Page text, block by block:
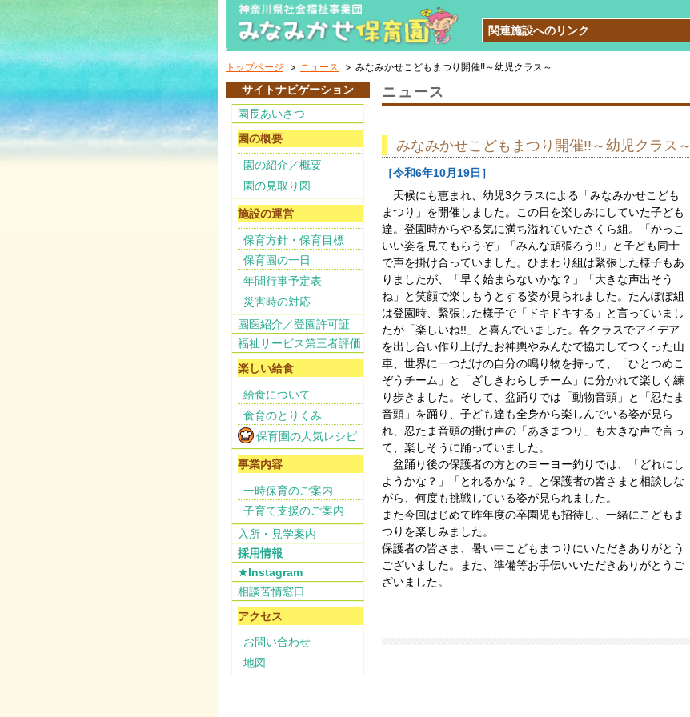
関連施設へのリンク
トップページ ニュース みなみかせこどもまつり開催!!～幼児クラス～
ニュース
みなみかせこどもまつり開催!!～幼児クラス～
［令和6年10月19日］
天候にも恵まれ、幼児3クラスによる「みなみかせこども
まつり」を開催しました。この日を楽しみにしていた子ども
達。登園時からやる気に満ち溢れていたさくら組。「かっこ
いい姿を見てもらうぞ」「みんな頑張ろう!!」と子ども同士
で声を掛け合っていました。ひまわり組は緊張した様子もあ
りましたが、「早く始まらないかな？」「大きな声出そう
ね」と笑顔で楽しもうとする姿が見られました。たんぽぽ組
は登園時、緊張した様子で「ドキドキする」と言っていまし
たが「楽しいね!!」と喜んでいました。各クラスでアイデア
を出し合い作り上げたお神輿やみんなで協力してつくった山
車、世界に一つだけの自分の鳴り物を持って、「ひとつめこ
ぞうチーム」と「ざしきわらしチーム」に分かれて楽しく練
り歩きました。そして、盆踊りでは「動物音頭」と「忍たま
音頭」を踊り、子ども達も全身から楽しんでいる姿が見ら
れ、忍たま音頭の掛け声の「あきまつり」も大きな声で言っ
て、楽しそうに踊っていました。
盆踊り後の保護者の方とのヨーヨー釣りでは、「どれにし
ようかな？」「とれるかな？」と保護者の皆さまと相談しな
がら、何度も挑戦している姿が見られました。
また今回はじめて昨年度の卒園児も招待し、一緒にこどもま
つりを楽しみました。
保護者の皆さま、暑い中こどもまつりにいただきありがとう
ございました。また、準備等お手伝いいただきありがとうご
ざいました。
サイトナビゲーション
園長あいさつ
園の概要
園の紹介／概要
園の見取り図
施設の運営
保育方針・保育目標
保育園の一日
年間行事予定表
災害時の対応
園医紹介／登園許可証
福祉サービス第三者評価
楽しい給食
給食について
食育のとりくみ
保育園の人気レシピ
事業内容
一時保育のご案内
子育て支援のご案内
入所・見学案内
採用情報
★Instagram
相談苦情窓口
アクセス
お問い合わせ
地図